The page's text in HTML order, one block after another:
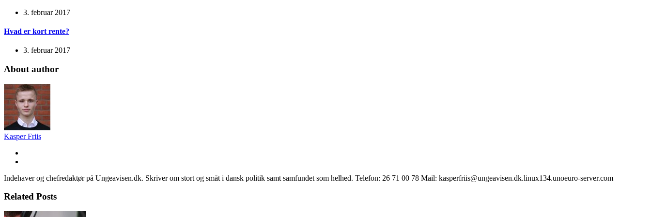
3. februar 2017
Hvad er kort rente?
3. februar 2017
About author
Kasper Friis
Indehaver og chefredaktør på Ungeavisen.dk. Skriver om stort og småt i dansk politik samt samfundet som helhed. Telefon: 26 71 00 78 Mail: kasperfriis@ungeavisen.dk.linux134.unoeuro-server.com
Related Posts